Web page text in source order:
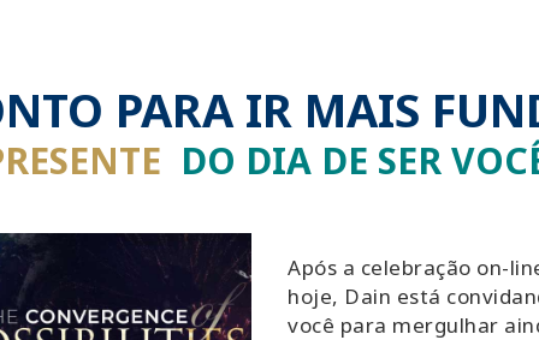
PARA IR MAIS
DO DIA DE SER
Após a celebração on-
hoje, Dain está
você para mergulhar